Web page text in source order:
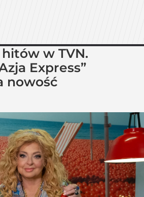
hitów w TVN.
Express”
nowość